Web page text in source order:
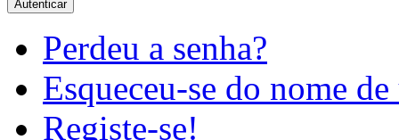
Autenticar
Perdeu a senha?
Esqueceu-se do nome
Registe-se!